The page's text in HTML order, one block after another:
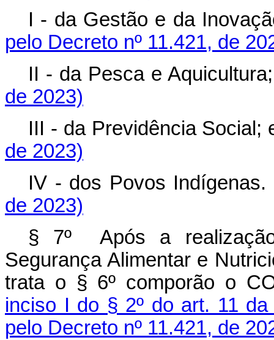
I - da Gestão e da
pelo Decreto nº 11.421, de
II - da Pesca e Aquicultura;
de 2023)
III - da Previdência Social;
de 2023)
IV - dos Povos Indígenas.
de 2023)
§ 7º Após a
Segurança Alimentar e
trata o § 6º comporão o
inciso I do § 2º do art. 11
pelo Decreto nº 11.421, de